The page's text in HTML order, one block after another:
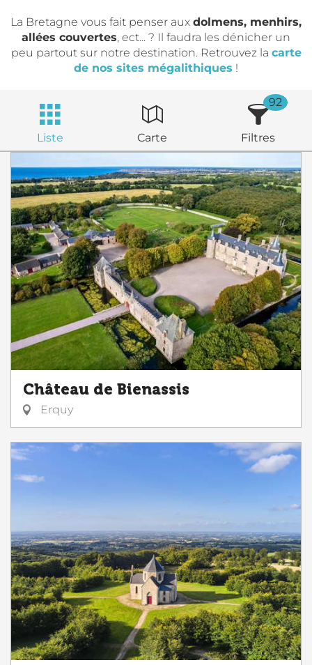
La Bretagne vous fait penser aux dolmens, menhirs,
allées couvertes, ect... ? Il faudra les dénicher un
peu partout sur notre destination. Retrouvez la carte
de nos sites mégalithiques !
Liste Carte Filtres
92
Château de Bienassis
Erquy